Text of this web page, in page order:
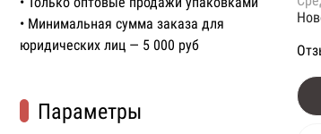
• Минимальная сумма заказа для
юридических лиц — 5 000 руб
Параметры